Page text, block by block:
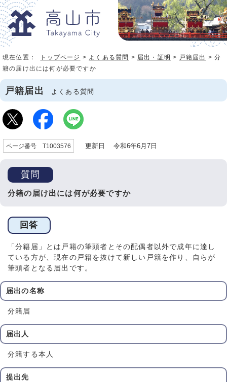
現在位置： トップページ > よくある質問 > 届出・証明 > 戸籍届出 > 分
籍の届け出には何が必要ですか
戸籍届出 よくある質問
ページ番号 T1003576 更新日 令和6年6月7日
質問
分籍の届け出には何が必要ですか
回答
「分籍届」とは戸籍の筆頭者とその配偶者以外で成年に達し
ている方が、現在の戸籍を抜けて新しい戸籍を作り、自らが
筆頭者となる届出です。
届出の名称
分籍届
届出人
分籍する本人
提出先